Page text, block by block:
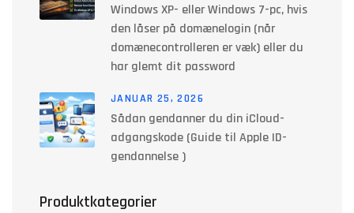
Windows XP- eller Windows 7-pc, hvis
den låser på domænelogin (når
domænecontrolleren er væk) eller du
har glemt dit password
JANUAR 25, 2026
Sådan gendanner du din iCloud-
adgangskode (Guide til Apple ID-
gendannelse )
Produktkategorier